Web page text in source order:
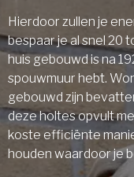
Hierdoor zullen je
bespaar je al snel 20
huis gebouwd is na
spouwmuur hebt.
gebouwd zijn
deze holtes opvult
koste efficiënte
houden waardoor je